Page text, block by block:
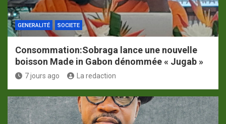
GENERALITÉ SOCIETE
Consommation:Sobraga lance une nouvelle
boisson Made in Gabon dénommée « Jugab »
7 jours ago La redaction